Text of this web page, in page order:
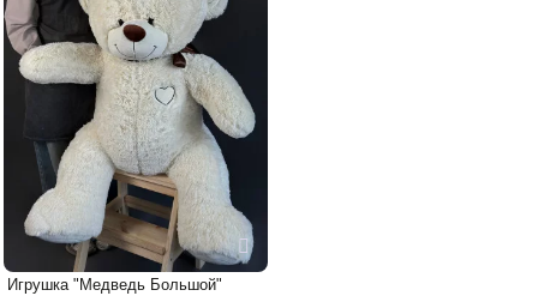
Игрушка "Медведь Большой"